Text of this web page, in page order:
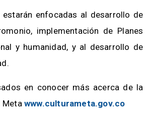
enfocadas al desarrollo de
implementación de Planes
y humanidad, y al desarrollo de
en conocer más acerca de la
Meta www.culturameta.gov.co